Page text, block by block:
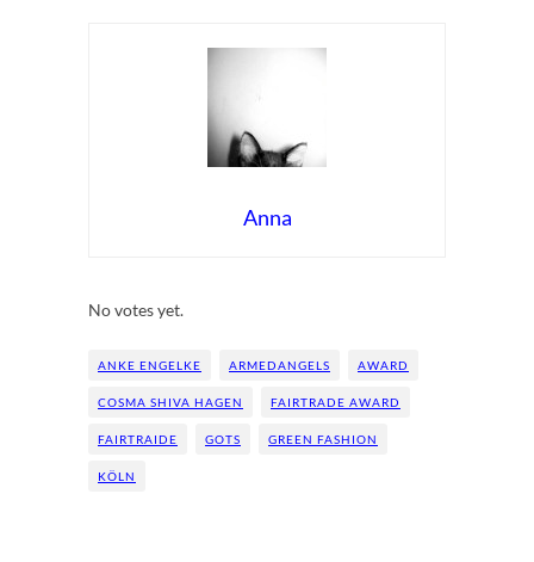
Anna
No votes yet.
ANKE ENGELKE ARMEDANGELS AWARD
COSMA SHIVA HAGEN FAIRTRADE AWARD
FAIRTRAIDE GOTS GREEN FASHION
KÖLN